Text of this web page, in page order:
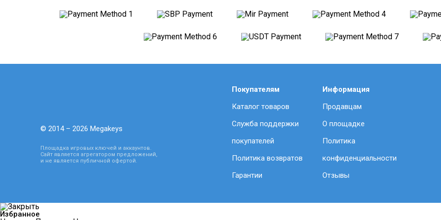
© 2014 – 2026 Megakeys
Площадка игровых ключей и аккаунтов.
Сайт является агрегатором предложений,
и не является публичной офертой.
Покупателям
Каталог товаров
Служба поддержки
покупателей
Политика возвратов
Гарантии
Информация
Продавцам
О площадке
Политика
конфиденциальности
Отзывы
Избранное